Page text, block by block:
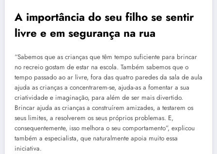
A importância do seu filho se sentir
livre e em segurança na rua
“Sabemos que as crianças que têm tempo suficiente para brincar
no recreio gostam de estar na escola. Também sabemos que o
tempo passado ao ar livre, fora das quatro paredes da sala de aula
ajuda as crianças a concentrarem-se, ajuda-as a fomentar a sua
criatividade e imaginação, para além de ser mais divertido.
Brincar ajuda as crianças a construírem amizades, a testarem os
seus limites, a resolverem os seus próprios problemas. E,
consequentemente, isso melhora o seu comportamento”, explicou
também a especialista, que naturalmente apoia muito essa
iniciativa.